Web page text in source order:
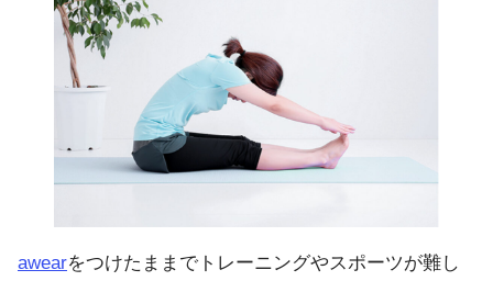
awearをつけたままでトレーニングやスポーツが難し